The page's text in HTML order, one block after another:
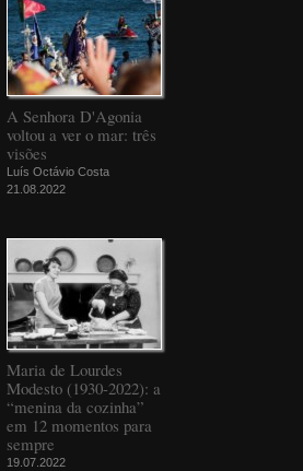
A Senhora D'Agonia
voltou a ver o mar: três
visões
Luís Octávio Costa
21.08.2022
Maria de Lourdes
Modesto (1930-2022): a
“menina da cozinha”
em 12 momentos para
sempre
19.07.2022